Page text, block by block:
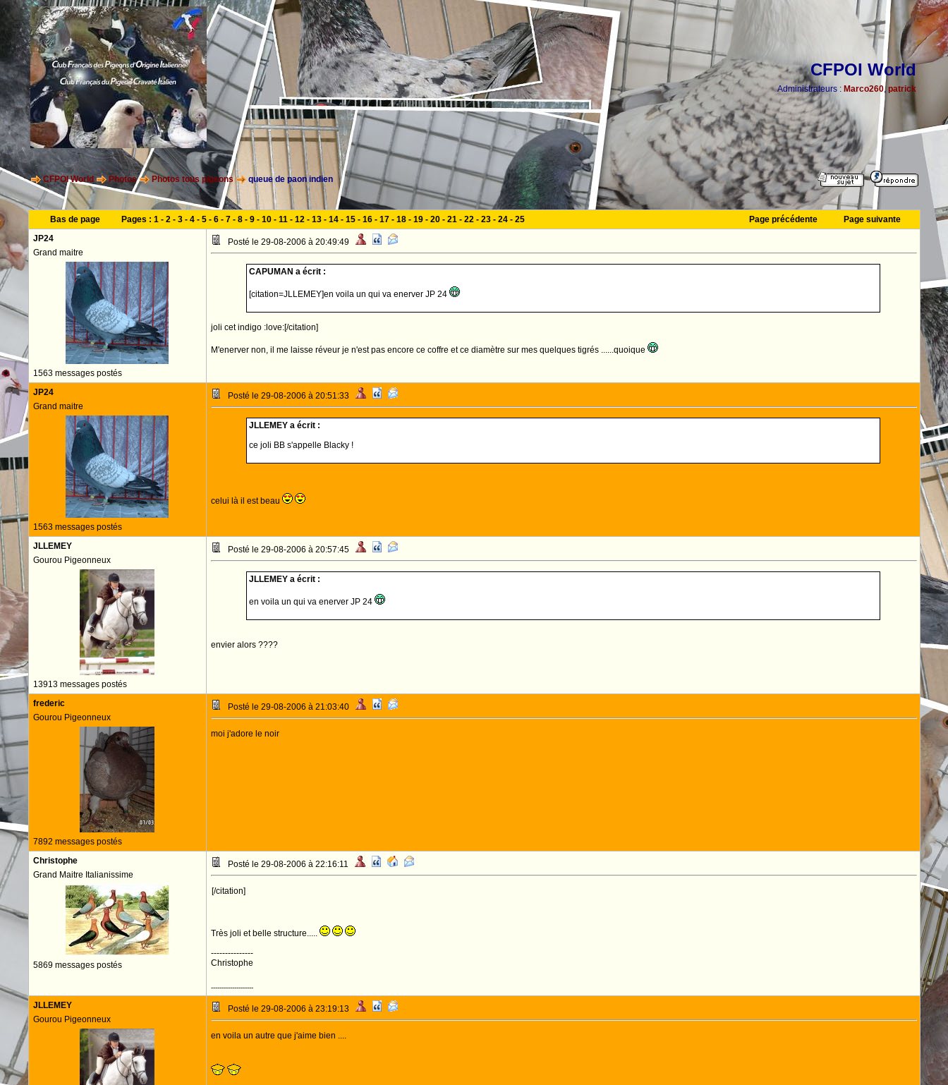
CFPOI World
Administrateurs : Marco260, patrick
CFPOI World Photos Photos tous pigeons queue de paon indien
Bas de page Pages : 1- 2- 3- 4- 5- 6- 7- 8- 9- 10- 11- 12- 13- 14- 15- 16- 17- 18- 19- 20- 21- 22- 23- 24- 25 Page précédente
Page suivante
JP24
Grand maitre
1563 messages postés
Posté le 29-08-2006 à 20:49:49
CAPUMAN a écrit :
[citation=JLLEMEY]en voila un qui va enerver JP 24
joli cet indigo :love:[/citation]
M'enerver non, il me laisse réveur je n'est pas encore ce coffre et ce diamètre sur mes quelques tigrés ......quoique
JP24
Grand maitre
1563 messages postés
Posté le 29-08-2006 à 20:51:33
JLLEMEY a écrit :
ce joli BB s'appelle Blacky !
celui là il est beau
JLLEMEY
Gourou Pigeonneux
13913 messages postés
Posté le 29-08-2006 à 20:57:45
JLLEMEY a écrit :
en voila un qui va enerver JP 24
envier alors ????
frederic
Gourou Pigeonneux
7892 messages postés
Posté le 29-08-2006 à 21:03:40
moi j'adore le noir
Christophe
Grand Maitre Italianissime
5869 messages postés
Posté le 29-08-2006 à 22:16:11
[/citation]
Très joli et belle structure.....
---------------
Christophe
--------------------
JLLEMEY
Gourou Pigeonneux
Posté le 29-08-2006 à 23:19:13
en voila un autre que j'aime bien ....